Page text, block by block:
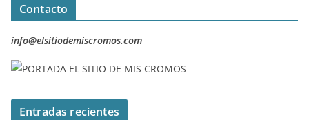
Contacto
info@elsitiodemiscromos.com
Entradas recientes